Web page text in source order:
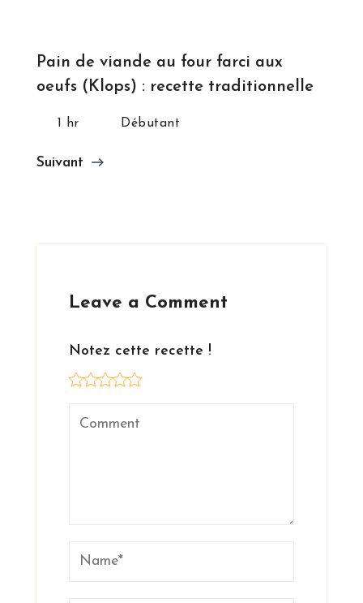
Pain de viande au four farci aux
oeufs (Klops) : recette traditionnelle
1 hr Débutant
Suivant
Leave a Comment
Notez cette recette !